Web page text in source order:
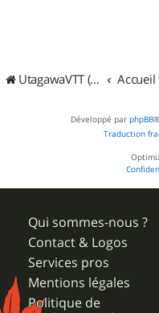
UtagawaVTT (Randos VTT et VTTAE avec traces GPS)
Développé par phpBB
Traduction
Qui sommes-nous ?
Contact & Logos
Services pros
Mentions légales
Politique de